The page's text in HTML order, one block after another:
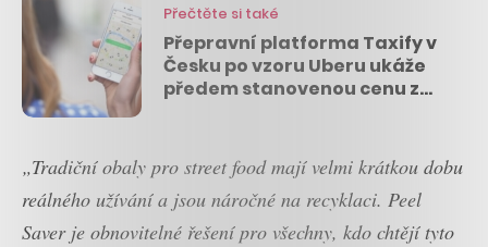
Přečtěte si také
Přepravní platforma Taxify v
Česku po vzoru Uberu ukáže
předem stanovenou cenu za
„Tradiční obaly pro street food mají velmi krátkou dobu
reálného užívání a jsou náročné na recyklaci. Peel
Saver je obnovitelné řešení pro všechny, kdo chtějí tyto